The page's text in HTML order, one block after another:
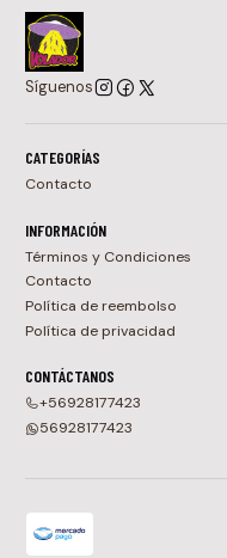
Síguenos
CATEGORÍAS
Contacto
INFORMACIÓN
Términos y Condiciones
Contacto
Política de reembolso
Política de privacidad
CONTÁCTANOS
+56928177423
56928177423